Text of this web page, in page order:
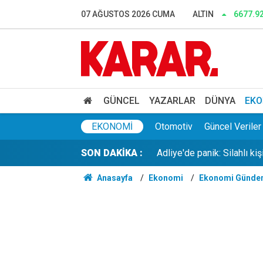
07 AĞUSTOS 2026 CUMA ALTIN
GÜNCEL YAZARLAR DÜNYA
EKONOMI Otomotiv Güncel Veriler
SON DAKİKA :
Avcılar Belediyesi’ne
Adliye'de panik: Silahlı
Kan donduran katliam!
Anlaşma sonrası
Anasayfa Ekonomi Ekonomi